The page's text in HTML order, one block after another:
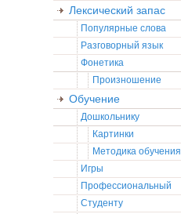
Лексический запас
Популярные слова
Разговорный язык
Фонетика
Произношение
Обучение
Дошкольнику
Картинки
Методика обучения
Игры
Профессиональный
Студенту